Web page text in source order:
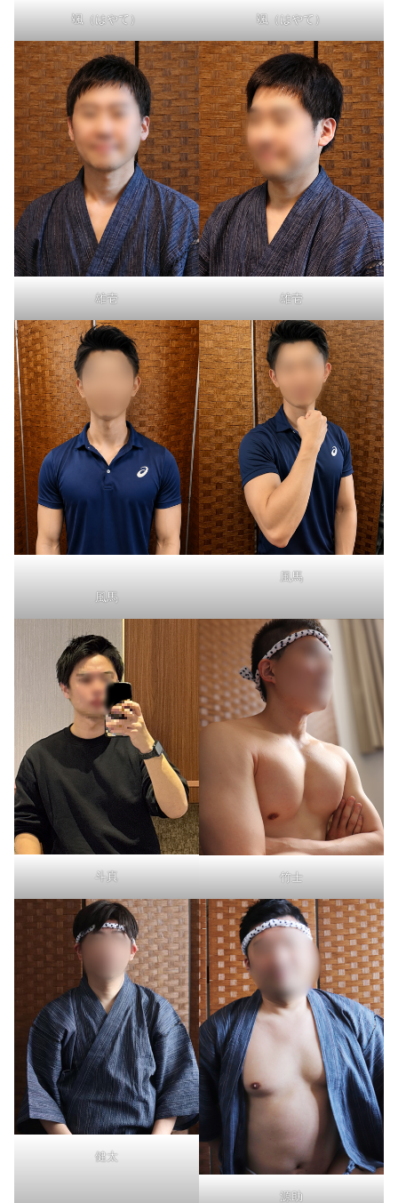
颯（はやて） 颯（はやて）
雄壱 雄壱
風馬
風馬
斗真 竹士
健太
源助